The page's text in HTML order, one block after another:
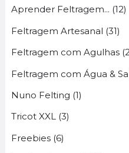
Aprender Feltragem... (12)
Feltragem Artesanal (31)
Feltragem com Agulhas
Feltragem com Água &
Nuno Felting (1)
Tricot XXL (3)
Freebies (6)